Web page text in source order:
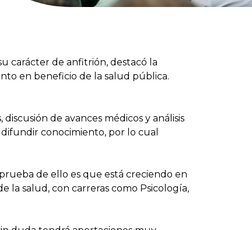
carácter de anfitrión, destacó la
en beneficio de la salud pública.
de avances médicos y análisis
conocimiento, por lo cual
de ello es que está creciendo en
la salud, con carreras como Psicología,